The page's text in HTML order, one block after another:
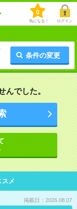
0
気になる！ ログイン
条件の変更
んでした。
メ
掲載日：2026.08.07